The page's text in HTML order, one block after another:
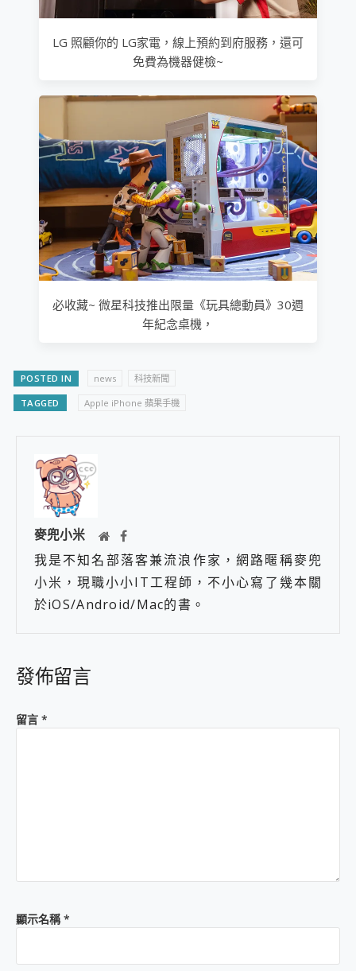
LG 照顧你的 LG家電，線上預約到府服務，還可
免費為機器健檢~
必收藏~ 微星科技推出限量《玩具總動員》30週
年紀念桌機，
POSTED IN news 科技新聞
TAGGED Apple iPhone 蘋果手機
麥兜小米
我是不知名部落客兼流浪作家，網路暱稱麥兜
小米，現職小小IT工程師，不小心寫了幾本關
於iOS/Android/Mac的書。
發佈留言
留言 *
顯示名稱*